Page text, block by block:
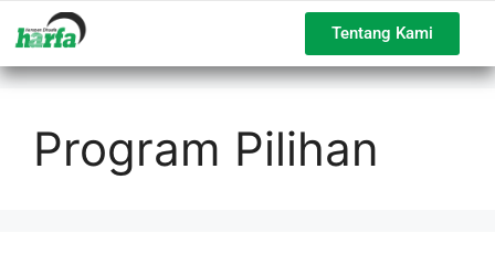
Tentang Kami
Program Pilihan